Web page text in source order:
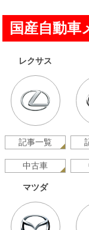
国産自動車
レクサス
記事一覧
中古車
マツダ